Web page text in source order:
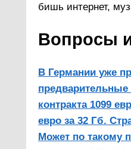
бишь интернет,
Вопросы
В Германии уже
предварительные
контракта 1099
евро за 32 Гб.
Может по такому